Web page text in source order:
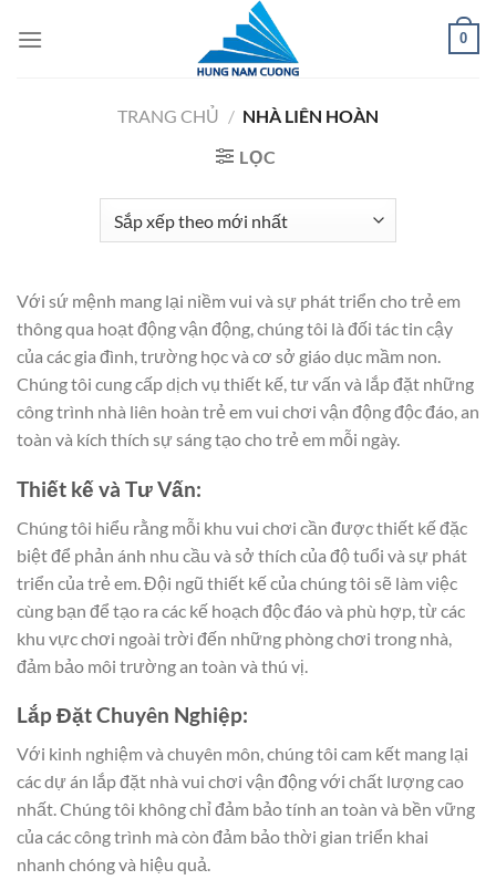
đến
0
TRANG CHỦ / NHÀ LIÊN HOÀN
LỌC
Với sứ mệnh mang lại niềm vui và sự phát triển cho trẻ em
thông qua hoạt động vận động, chúng tôi là đối tác tin cậy
của các gia đình, trường học và cơ sở giáo dục mầm non.
Chúng tôi cung cấp dịch vụ thiết kế, tư vấn và lắp đặt những
công trình nhà liên hoàn trẻ em vui chơi vận động độc đáo, an
toàn và kích thích sự sáng tạo cho trẻ em mỗi ngày.
Thiết kế và Tư Vấn:
Chúng tôi hiểu rằng mỗi khu vui chơi cần được thiết kế đặc
biệt để phản ánh nhu cầu và sở thích của độ tuổi và sự phát
triển của trẻ em. Đội ngũ thiết kế của chúng tôi sẽ làm việc
cùng bạn để tạo ra các kế hoạch độc đáo và phù hợp, từ các
khu vực chơi ngoài trời đến những phòng chơi trong nhà,
đảm bảo môi trường an toàn và thú vị.
Lắp Đặt Chuyên Nghiệp:
Với kinh nghiệm và chuyên môn, chúng tôi cam kết mang lại
các dự án lắp đặt nhà vui chơi vận động với chất lượng cao
nhất. Chúng tôi không chỉ đảm bảo tính an toàn và bền vững
của các công trình mà còn đảm bảo thời gian triển khai
nhanh chóng và hiệu quả.